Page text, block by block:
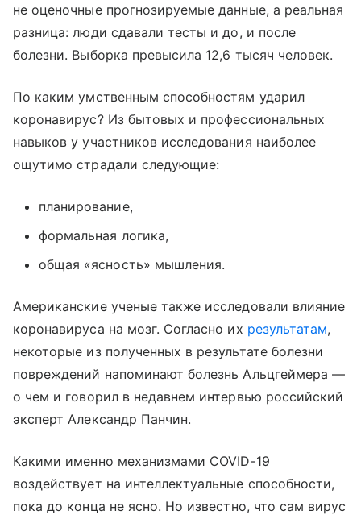
не оценочные прогнозируемые данные, а реальная
разница: люди сдавали тесты и до, и после
болезни. Выборка превысила 12,6 тысяч человек.
По каким умственным способностям ударил
коронавирус? Из бытовых и профессиональных
навыков у участников исследования наиболее
ощутимо страдали следующие:
планирование,
формальная логика,
общая «ясность» мышления.
Американские ученые также исследовали влияние
коронавируса на мозг. Согласно их результатам,
некоторые из полученных в результате болезни
повреждений напоминают болезнь Альцгеймера —
о чем и говорил в недавнем интервью российский
эксперт Александр Панчин.
Какими именно механизмами COVID-19
воздействует на интеллектуальные способности,
пока до конца не ясно. Но известно, что сам вирус